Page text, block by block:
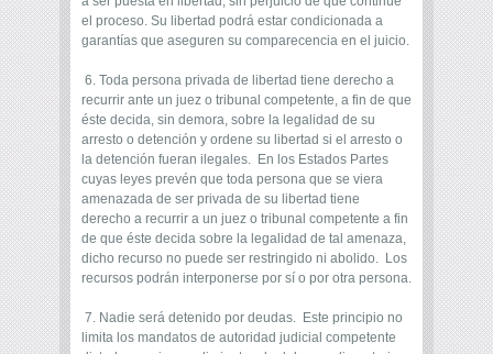
el proceso. Su libertad podrá estar condicionada a
garantías que aseguren su comparecencia en el juicio.
6. Toda persona privada de libertad tiene derecho a
recurrir ante un juez o tribunal competente, a fin de que
éste decida, sin demora, sobre la legalidad de su
arresto o detención y ordene su libertad si el arresto o
la detención fueran ilegales. En los Estados Partes
cuyas leyes prevén que toda persona que se viera
amenazada de ser privada de su libertad tiene
derecho a recurrir a un juez o tribunal competente a fin
de que éste decida sobre la legalidad de tal amenaza,
dicho recurso no puede ser restringido ni abolido. Los
recursos podrán interponerse por sí o por otra persona.
7. Nadie será detenido por deudas. Este principio no
limita los mandatos de autoridad judicial competente